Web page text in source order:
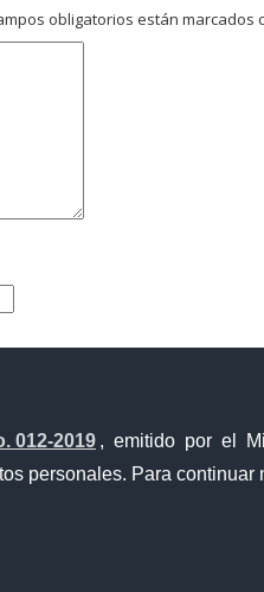
012-2019 , emitido por el
personales. Para
obligatorios están marcados